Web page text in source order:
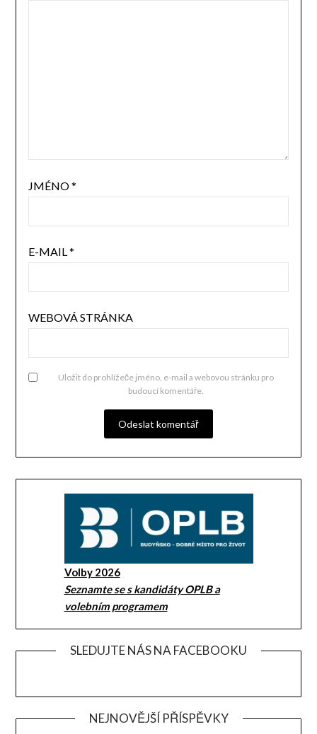
JMÉNO*
E-MAIL*
WEBOVÁ STRÁNKA
Uložit do prohlížeče jméno, e-mail a webovou stránku pro
budoucí komentáře.
Volby 2026
Seznamte se s kandidáty OPLB a
volebním programem
SLEDUJTE NÁS NA FACEBOOKU
NEJNOVĚJŠÍ PŘÍSPĚVKY